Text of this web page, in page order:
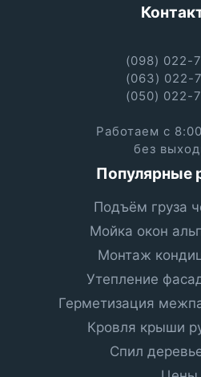
(098) 022-
(063) 022-
(050) 022-
Работаем с
без
Популярные
Подъём груза
Мойка окон
Монтаж
Утепление
Герметизация
Кровля крыши
Спил